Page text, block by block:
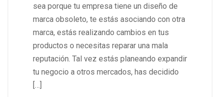
sea porque tu empresa tiene un diseño de
marca obsoleto, te estás asociando con otra
marca, estás realizando cambios en tus
productos o necesitas reparar una mala
reputación. Tal vez estás planeando expandir
tu negocio a otros mercados, has decidido
[…]